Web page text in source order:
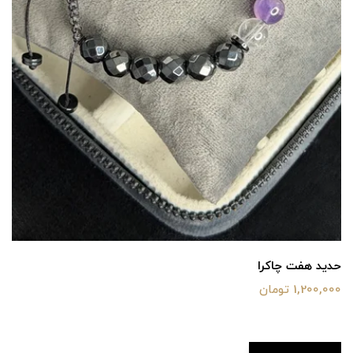
حدید هفت چاکرا
1,200,000 تومان